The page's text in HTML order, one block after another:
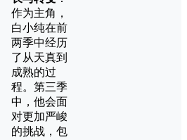
作为主角，
白小纯在前
两季中经历
了从天真到
成熟的过
程。第三季
中，他会面
对更加严峻
的挑战，包